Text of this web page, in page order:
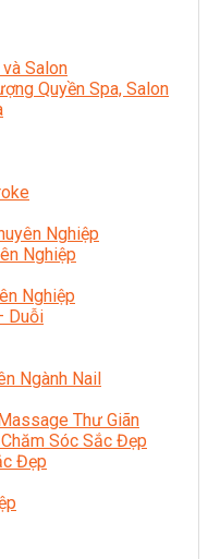
Salon
Quyền Spa, Salon
Nghiệp
Nghiệp
Nghiệp
Duỗi
Ngành Nail
Thư Giãn
Sóc Sắc Đẹp
Đẹp